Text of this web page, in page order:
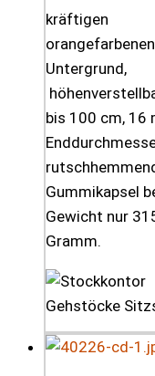
kräftigen
orangefarbenen
Untergrund,
bis 100 cm, 16
Gummikapsel
Gewicht nur
Gramm.